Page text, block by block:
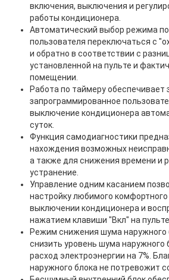
включения, выключения и
работы кондиционера.
Автоматический выбор режима
пользователя переключаться с
и обратно в соответствии с
установленной на пульте и
помещении.
Работа по таймеру обеспечивает
запрограммированное
выключение кондиционера
суток.
Функция самодиагностики
нахождения возможных
а также для снижения времени и
устранение.
Управление одним касанием
настройку любимого
выключении кондиционера и
нажатием клавиши "Вкл" на
Режим снижения шума наружного
снизить уровень шума наружного
расход электроэнергии на 7%.
наружного блока не потревожит